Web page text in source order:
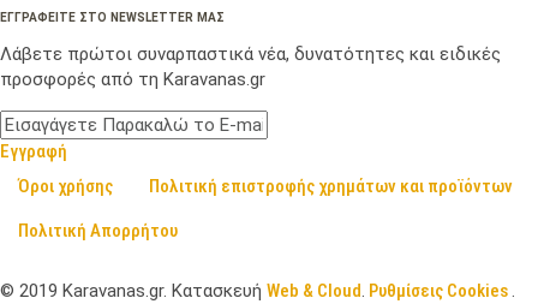
ΕΓΓΡΑΦΕΙΤΕ ΣΤΟ NEWSLETTER ΜΑΣ
Λάβετε πρώτοι συναρπαστικά νέα, δυνατότητες και ειδικές
προσφορές από τη Karavanas.gr
Εγγραφή
Όροι χρήσης
Πολιτική επιστροφής χρημάτων και προϊόντων
Πολιτική Απορρήτου
© 2019 Karavanas.gr. Κατασκευή Web & Cloud. Ρυθμίσεις Cookies.